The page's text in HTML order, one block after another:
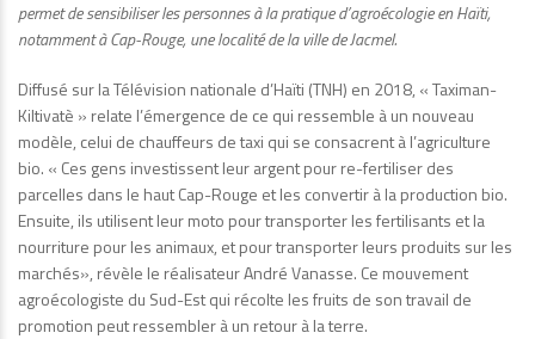
permet de sensibiliser les personnes à la pratique d’agroécologie en Haïti,
notamment à Cap-Rouge, une localité de la ville de Jacmel.
Diffusé sur la Télévision nationale d’Haïti (TNH) en 2018, « Taximan-
Kiltivatè » relate l’émergence de ce qui ressemble à un nouveau
modèle, celui de chauffeurs de taxi qui se consacrent à l’agriculture
bio. « Ces gens investissent leur argent pour re-fertiliser des
parcelles dans le haut Cap-Rouge et les convertir à la production bio.
Ensuite, ils utilisent leur moto pour transporter les fertilisants et la
nourriture pour les animaux, et pour transporter leurs produits sur les
marchés», révèle le réalisateur André Vanasse. Ce mouvement
agroécologiste du Sud-Est qui récolte les fruits de son travail de
promotion peut ressembler à un retour à la terre.